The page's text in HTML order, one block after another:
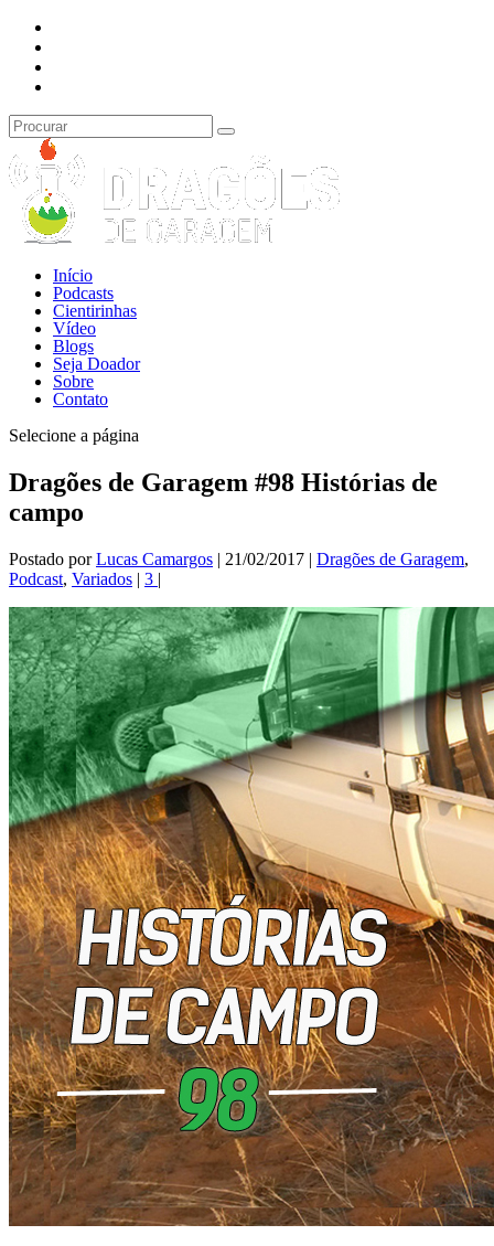
Início
Podcasts
Cientirinhas
Vídeo
Blogs
Seja Doador
Sobre
Contato
Selecione a página
Dragões de Garagem #98 Histórias de
campo
Postado porLucas Camargos | 21/02/2017 | Dragões de Garagem,
Podcast, Variados | 3 |